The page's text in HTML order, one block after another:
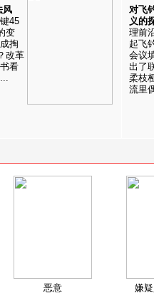
风
45
变
掏
改革
看
对飞
义的
理前
起飞
会议
出了
柔枝
流里
恶意 嫌